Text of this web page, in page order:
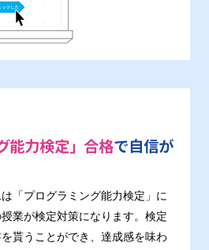
能力検定」合格で自信が
「プログラミング能力検定」に
業が検定対策になります。検定
貰うことができ、達成感を味わ